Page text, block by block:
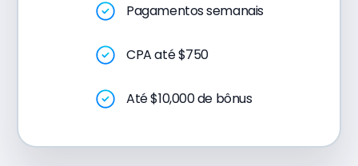
Pagamentos semanais
CPA até $750
Até $10,000 de bônus